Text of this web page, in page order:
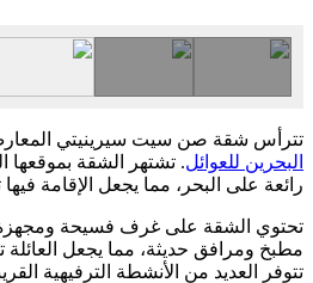
تترأس شقة صن سيت سيرينيتي
البحرين للعوائل. تشتهر الشقة بموقعها
رائعة على البحر، مما يجعل الإقامة
تحتوي الشقة على غرف فسيحة ومجهزة
مطبخ ومرافق حديثة، مما يجعل العائلة
تتوفر العديد من الأنشطة الترفيهية